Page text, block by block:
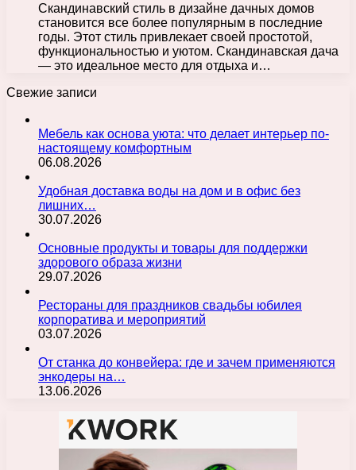
Скандинавский стиль в дизайне дачных домов
становится все более популярным в последние
годы. Этот стиль привлекает своей простотой,
функциональностью и уютом. Скандинавская дача
— это идеальное место для отдыха и…
Свежие записи
Мебель как основа уюта: что делает интерьер по-
настоящему комфортным
06.08.2026
Удобная доставка воды на дом и в офис без
лишних…
30.07.2026
Основные продукты и товары для поддержки
здорового образа жизни
29.07.2026
Рестораны для праздников свадьбы юбилея
корпоратива и мероприятий
03.07.2026
От станка до конвейера: где и зачем применяются
энкодеры на…
13.06.2026